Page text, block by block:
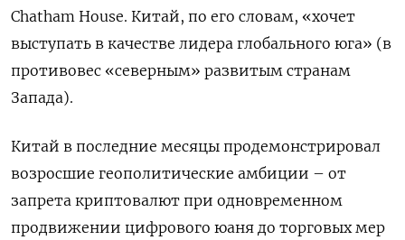
Chatham House. Китай, по его словам, «хочет
выступать в качестве лидера глобального юга» (в
противовес «северным» развитым странам
Запада).
Китай в последние месяцы продемонстрировал
возросшие геополитические амбиции – от
запрета криптовалют при одновременном
продвижении цифрового юаня до торговых мер